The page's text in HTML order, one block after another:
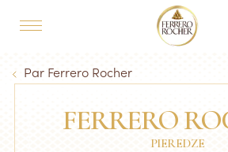
MAIN NAVIGATION
Breadcrumb
Par Ferrero Rocher
FERRERO
PIEREDZE